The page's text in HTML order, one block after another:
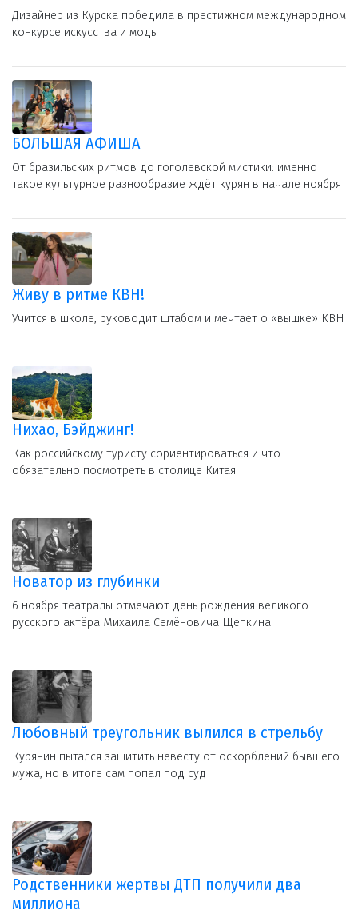
Дизайнер из Курска победила в престижном международном
конкурсе искусства и моды
БОЛЬШАЯ АФИША
От бразильских ритмов до гоголевской мистики: именно
такое культурное разнообразие ждёт курян в начале ноября
Живу в ритме КВН!
Учится в школе, руководит штабом и мечтает о «вышке» КВН
Нихао, Бэйджинг!
Как российскому туристу сориентироваться и что
обязательно посмотреть в столице Китая
Новатор из глубинки
6 ноября театралы отмечают день рождения великого
русского актёра Михаила Семёновича Щепкина
Любовный треугольник вылился в стрельбу
Курянин пытался защитить невесту от оскорблений бывшего
мужа, но в итоге сам попал под суд
Родственники жертвы ДТП получили два
миллиона